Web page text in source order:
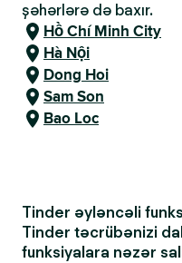
şəhərlərə də baxır.
Hồ Chí Minh City
Hà Nội
Dong Hoi
Sam Son
Bao Loc
Tinder əyləncəli
Tinder təcrübənizi
funksiyalara nəzər